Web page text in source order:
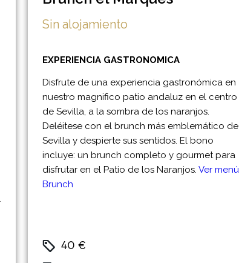
Sin alojamiento
EXPERIENCIA GASTRONOMICA
Disfrute de una experiencia gastronómica en
nuestro magnifico patio andaluz en el centro
de Sevilla, a la sombra de los naranjos.
Deléitese con el brunch más emblemático de
Sevilla y despierte sus sentidos. El bono
incluye: un brunch completo y gourmet para
disfrutar en el Patio de los Naranjos. Ver menú
Brunch
40 €